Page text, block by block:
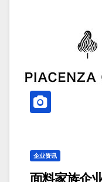
企业资讯
面料家族企